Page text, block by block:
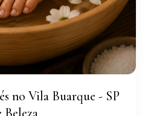
no Vila Buarque - SP